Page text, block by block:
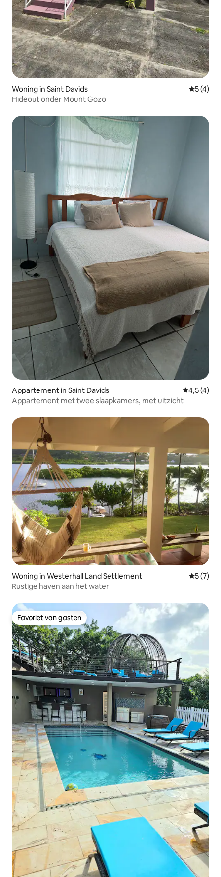
Woning in Saint Davids
5 (4)
Hideout onder Mount Gozo
Appartement in Saint Davids
4,5 (4)
Appartement met twee slaapkamers, met uitzicht
Woning in Westerhall Land Settlement
5 (7)
Rustige haven aan het water
Favoriet van gasten
Favoriet van gasten